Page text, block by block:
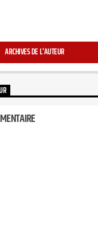
ARCHIVES DE L'AUTEUR